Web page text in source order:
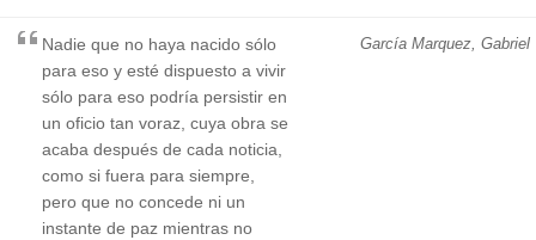
García Marquez, Gabriel
Nadie que no haya nacido sólo
para eso y esté dispuesto a vivir
sólo para eso podría persistir en
un oficio tan voraz, cuya obra se
acaba después de cada noticia,
como si fuera para siempre,
pero que no concede ni un
instante de paz mientras no